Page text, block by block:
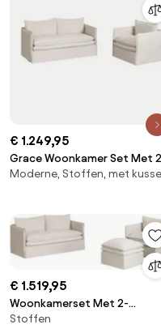
€ 1.249,95
Grace Woonkamer Set Met
zitsbank En Fauteuil In Linnen
Moderne, Stoffen, met
€ 1.519,95
Woonkamerset Met 2-
zitsbank, Fauteuil En Poef In
Stoffen